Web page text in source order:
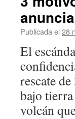
Publicada el 28
El
rescate
bajo
volcán